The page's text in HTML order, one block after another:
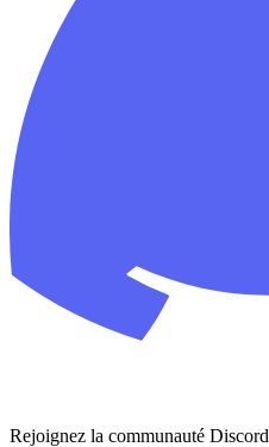
Rejoignez la communauté Discord